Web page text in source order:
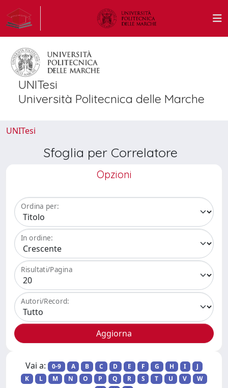
UNITesi
Università Politecnica delle Marche
UNITesi
Sfoglia per Correlatore
Opzioni
Ordina per:
In ordine:
Risultati/Pagina
Autori/Record:
Vai a: 0-9 A B C D E F G H I
J
K
L M N O P Q R S T U V
W